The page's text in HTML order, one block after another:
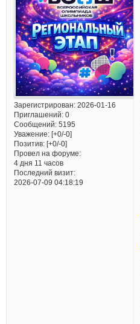
Зарегистрирован: 2026-01-16
Приглашений:0
Сообщений:5195
Уважение: [+0/-0]
Позитив: [+0/-0]
Провел на форуме:
4 дня 11 часов
Последний визит:
2026-07-09 04:18:19